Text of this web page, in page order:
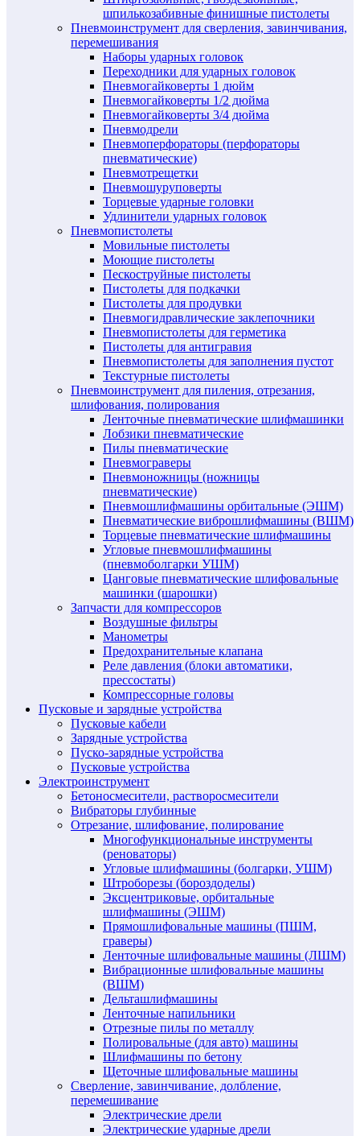
шпилькозабивные финишные пистолеты
Пневмоинструмент для сверления, завинчивания,
перемешивания
Наборы ударных головок
Переходники для ударных головок
Пневмогайковерты 1 дюйм
Пневмогайковерты 1/2 дюйма
Пневмогайковерты 3/4 дюйма
Пневмодрели
Пневмоперфораторы (перфораторы
пневматические)
Пневмотрещетки
Пневмошуруповерты
Торцевые ударные головки
Удлинители ударных головок
Пневмопистолеты
Мовильные пистолеты
Моющие пистолеты
Пескоструйные пистолеты
Пистолеты для подкачки
Пистолеты для продувки
Пневмогидравлические заклепочники
Пневмопистолеты для герметика
Пистолеты для антигравия
Пневмопистолеты для заполнения пустот
Текстурные пистолеты
Пневмоинструмент для пиления, отрезания,
шлифования, полирования
Ленточные пневматические шлифмашинки
Лобзики пневматические
Пилы пневматические
Пневмограверы
Пневмоножницы (ножницы
пневматические)
Пневмошлифмашины орбитальные (ЭШМ)
Пневматические виброшлифмашины (ВШМ)
Торцевые пневматические шлифмашины
Угловые пневмошлифмашины
(пневмоболгарки УШМ)
Цанговые пневматические шлифовальные
машинки (шарошки)
Запчасти для компрессоров
Воздушные фильтры
Манометры
Предохранительные клапана
Реле давления (блоки автоматики,
прессостаты)
Компрессорные головы
Пусковые и зарядные устройства
Пусковые кабели
Зарядные устройства
Пуско-зарядные устройства
Пусковые устройства
Электроинструмент
Бетоносмесители, растворосмесители
Вибраторы глубинные
Отрезание, шлифование, полирование
Многофункциональные инструменты
(реноваторы)
Угловые шлифмашины (болгарки, УШМ)
Штроборезы (бороздоделы)
Эксцентриковые, орбитальные
шлифмашины (ЭШМ)
Прямошлифовальные машины (ПШМ,
граверы)
Ленточные шлифовальные машины (ЛШМ)
Вибрационные шлифовальные машины
(ВШМ)
Дельташлифмашины
Ленточные напильники
Отрезные пилы по металлу
Полировальные (для авто) машины
Шлифмашины по бетону
Щеточные шлифовальные машины
Сверление, завинчивание, долбление,
перемешивание
Электрические дрели
Электрические ударные дрели